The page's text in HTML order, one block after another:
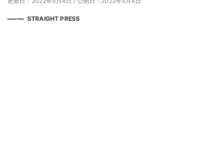
STRAIGHT PRESS